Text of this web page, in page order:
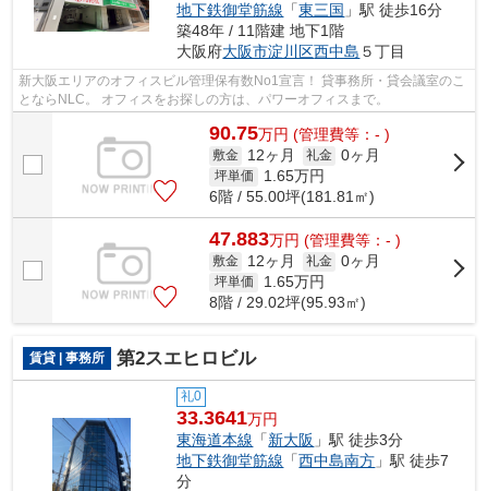
地下鉄御堂筋線 「東三国 」駅 徒歩16分
築48年 / 11階建 地下1階
大阪府大阪市淀川区西中島 ５丁目
新大阪エリアのオフィスビル管理保有数No1宣言！ 貸事務所・貸会議室のこ
とならNLC。 オフィスをお探しの方は、パワーオフィスまで。
90.75万円 (管理費等：- )
敷金 12ヶ月 礼金 0ヶ月
坪単価 1.65万円
6階 / 55.00坪(181.81㎡)
47.883万円 (管理費等：- )
敷金 12ヶ月 礼金 0ヶ月
坪単価 1.65万円
8階 / 29.02坪(95.93㎡)
賃貸 | 事務所 第2スエヒロビル
礼0
33.3641万円
東海道本線 「新大阪 」駅 徒歩3分
地下鉄御堂筋線 「西中島南方 」駅 徒歩7
分